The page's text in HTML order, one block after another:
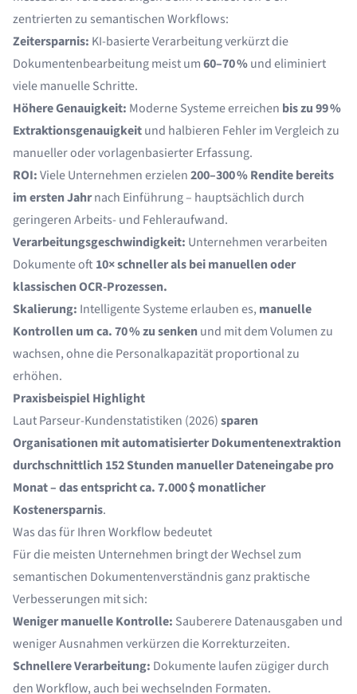
zentrierten zu semantischen Workflows:
Zeitersparnis: KI-basierte Verarbeitung verkürzt die
Dokumentenbearbeitung meist um60–70 %und eliminiert
viele manuelle Schritte.
Höhere Genauigkeit: Moderne Systeme erreichen bis zu 99 %
Extraktionsgenauigkeitund halbieren Fehler im Vergleich zu
manueller oder vorlagenbasierter Erfassung.
ROI:Viele Unternehmen erzielen200–300 % Rendite bereits
im ersten Jahrnach Einführung – hauptsächlich durch
geringeren Arbeits- und Fehleraufwand.
Verarbeitungsgeschwindigkeit: Unternehmen verarbeiten
Dokumente oft10× schneller als bei manuellen oder
klassischen OCR-Prozessen.
Skalierung: Intelligente Systeme erlauben es, manuelle
Kontrollen um ca. 70 % zu senkenund mit dem Volumen zu
wachsen, ohne die Personalkapazität proportional zu
erhöhen.
Praxisbeispiel Highlight
Laut Parseur-Kundenstatistiken (2026)sparen
Organisationen mit automatisierter Dokumentenextraktion
durchschnittlich 152 Stunden manueller Dateneingabe pro
Monat – das entspricht ca. 7.000 $ monatlicher
Kostenersparnis.
Was das für Ihren Workflow bedeutet
Für die meisten Unternehmen bringt der Wechsel zum
semantischen Dokumentenverständnis ganz praktische
Verbesserungen mit sich:
Weniger manuelle Kontrolle: Sauberere Datenausgaben und
weniger Ausnahmen verkürzen die Korrekturzeiten.
Schnellere Verarbeitung: Dokumente laufen zügiger durch
den Workflow, auch bei wechselnden Formaten.